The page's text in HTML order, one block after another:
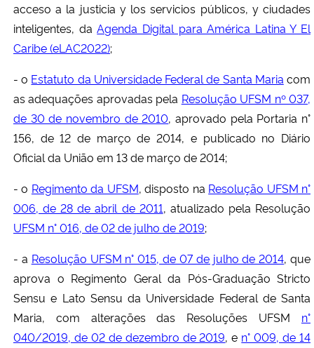
acceso a la justicia y los servicios públicos, y ciudades
inteligentes, daAgenda Digital para América Latina Y El
Caribe (eLAC2022);
- o Estatuto da Universidade Federal de Santa Maria com
as adequações aprovadas pela Resolução UFSM nº 037,
de 30 de novembro de 2010, aprovado pela Portaria n°
156, de 12 de março de 2014, e publicado no Diário
Oficial da União em 13 de março de 2014;
- o Regimento da UFSM, disposto na Resolução UFSM n°
006, de 28 de abril de 2011, atualizado pela Resolução
UFSM n° 016, de 02 de julho de 2019;
- a Resolução UFSM n° 015, de 07 de julho de 2014, que
aprova o Regimento Geral da Pós-Graduação Stricto
Sensu e Lato Sensu da Universidade Federal de Santa
Maria, com alterações das Resoluções UFSM n°
040/2019, de 02 de dezembro de 2019, e n° 009, de 14